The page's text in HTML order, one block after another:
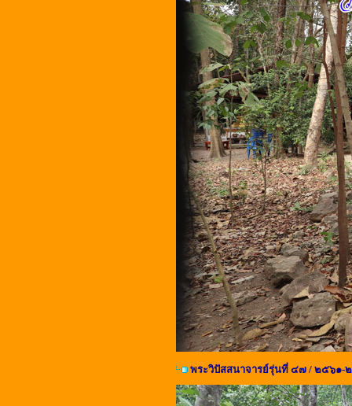
พระวิปัสสนาจารย์รุ่นที่ ๔๗ / ๒๕๖๑-